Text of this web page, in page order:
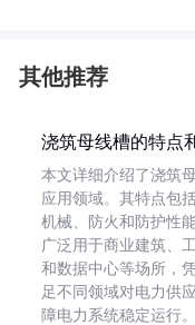
其他推荐
浇筑母线槽的特点
本文详细介绍了浇筑
应用领域。其特点包
机械、防火和防护性
广泛用于商业建筑、
和数据中心等场所，
足不同领域对电力供
障电力系统稳定运行。